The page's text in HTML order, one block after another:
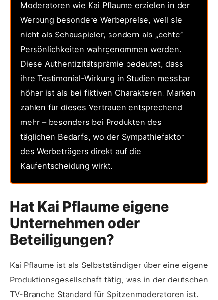
Moderatoren wie Kai Pflaume erzielen in der
Werbung besondere Werbepreise, weil sie
nicht als Schauspieler, sondern als „echte“
Persönlichkeiten wahrgenommen werden.
Diese Authentizitätsprämie bedeutet, dass
ihre Testimonial-Wirkung in Studien messbar
höher ist als bei fiktiven Charakteren. Marken
zahlen für dieses Vertrauen entsprechend
mehr – besonders bei Produkten des
täglichen Bedarfs, wo der Sympathiefaktor
des Werbeträgers direkt auf die
Kaufentscheidung wirkt.
Hat Kai Pflaume eigene
Unternehmen oder
Beteiligungen?
Kai Pflaume ist als Selbstständiger über eine eigene
Produktionsgesellschaft tätig, was in der deutschen
TV-Branche Standard für Spitzenmoderatoren ist.